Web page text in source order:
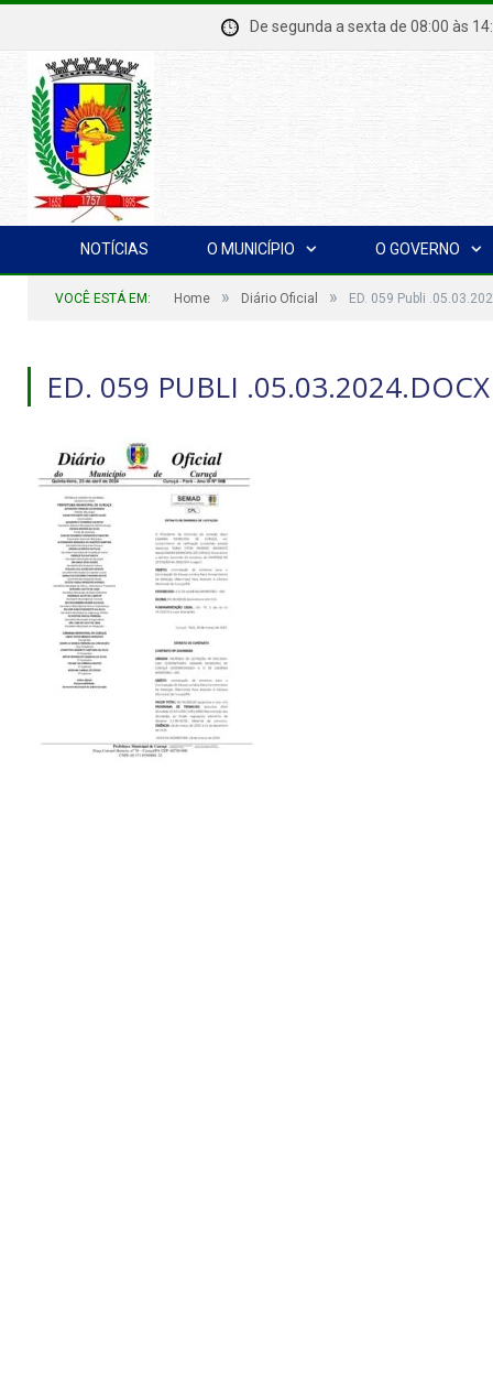
De segunda a sexta de 08:00
NOTÍCIAS O MUNICÍPIO O GOVERNO
VOCÊ ESTÁ EM: Home » Diário Oficial » ED. 059 Publi
ED. 059 PUBLI .05.03.2024.DOCX